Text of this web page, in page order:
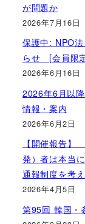
が問題か
2026年7月16日
保護中: NPO
らせ [会員限
2026年6月16日
2026年6月以
情報・案内
2026年6月2日
【開催報告
発）者は本当
通報制度を考え
2026年4月5日
第95回 韓国・